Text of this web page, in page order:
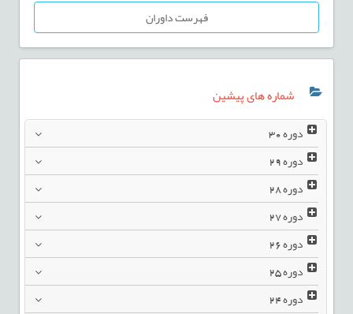
فهرست داوران
شماره های پیشین
دوره30
دوره29
دوره28
دوره27
دوره26
دوره25
دوره24